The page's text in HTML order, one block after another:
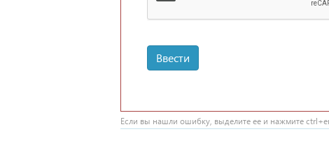
Ввести
Если вы нашли ошибку, выделите ее и нажмите